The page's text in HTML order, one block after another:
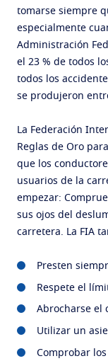
tomarse siempre
especialmente
Administración
el 23 % de todos
todos los
se produjeron
La Federación
Reglas de Oro
que los
usuarios de la
empezar:
sus ojos del
carretera. La FIA
Presten
Respete el
Abrocharse el
Utilizar un
Comprobar